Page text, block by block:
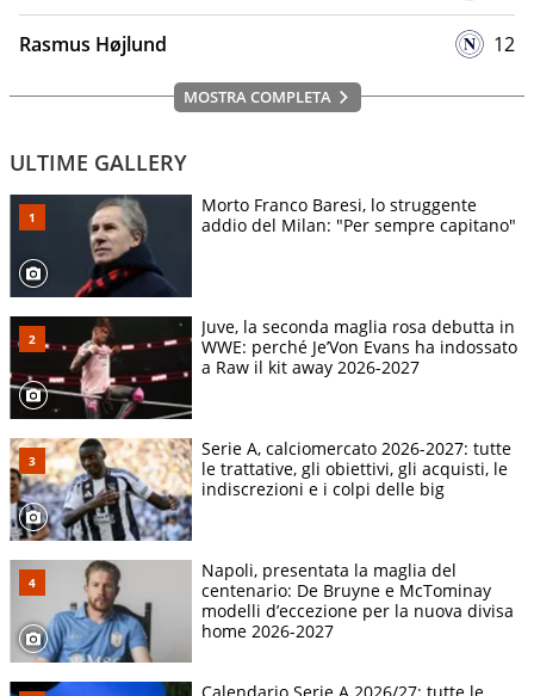
Rasmus Højlund 12
MOSTRA COMPLETA
ULTIME GALLERY
Morto Franco Baresi, lo struggente
addio del Milan: "Per sempre capitano"
Juve, la seconda maglia rosa debutta in
WWE: perché Je’Von Evans ha indossato
a Raw il kit away 2026-2027
Serie A, calciomercato 2026-2027: tutte
le trattative, gli obiettivi, gli acquisti, le
indiscrezioni e i colpi delle big
Napoli, presentata la maglia del
centenario: De Bruyne e McTominay
modelli d’eccezione per la nuova divisa
home 2026-2027